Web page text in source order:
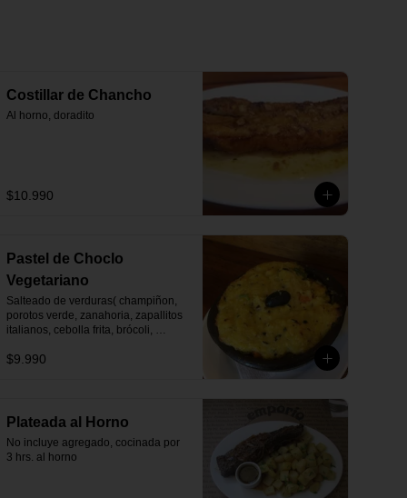
Costillar de Chancho
Al horno, doradito
$10.990
Pastel de Choclo
Vegetariano
Salteado de verduras( champiñon,
porotos verde, zanahoria, zapallitos
italianos, cebolla frita, brócoli,
$9.990
Plateada al Horno
No incluye agregado, cocinada por
3 hrs. al horno